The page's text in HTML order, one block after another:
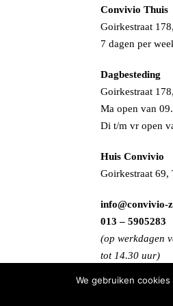
Convivio Thuis
Goirkestraat
7 dagen per
Dagbesteding
Goirkestraat
Ma open van
Di t/m vr open
Huis Convivio
Goirkestraat 69,
info@convivio-
013 – 5905283
(op werkdagen
tot 14.30 uur)
We gebruiken